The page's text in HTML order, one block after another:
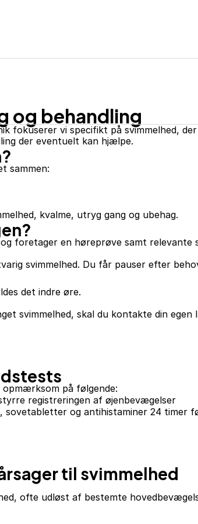
og behandling
fokuserer vi specifikt på svimmelhed,
der eventuelt kan hjælpe.
sammen:
kvalme, utryg gang og ubehag.
foretager en høreprøve samt
svimmelhed. Du får pauser efter
det indre øre.
svimmelhed, skal du kontakte din
på følgende:
registreringen af øjenbevægelser
sovetabletter og antihistaminer 24 timer
til svimmelhed
ofte udløst af bestemte